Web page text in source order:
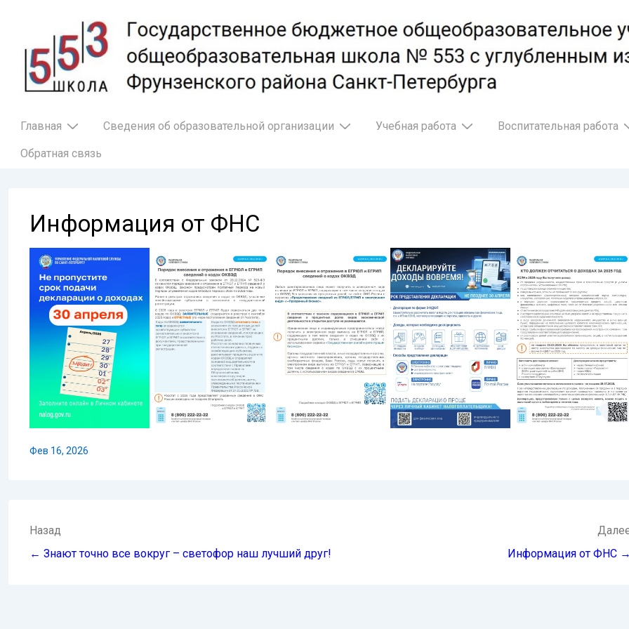
основному
содержимому
Основная
Главная Сведения об образовательной организации Учебная работа Воспитательная работа
Обратная связь
Информация от ФНС
Фев 16, 2026
Навигация
по
Назад
← Знают точно все вокруг – светофор наш лучший друг!
Информация от ФНС